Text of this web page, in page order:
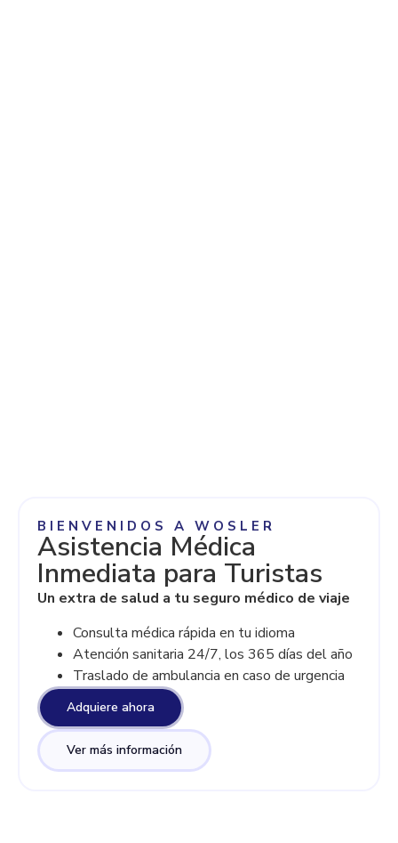
BIENVENIDOS A WOSLER
Asistencia Médica
Inmediata para Turistas
Un extra de salud a tu seguro médico de viaje
Consulta médica rápida en tu idioma
Atención sanitaria 24/7, los 365 días del año
Traslado de ambulancia en caso de urgencia
Adquiere ahora
Ver más información